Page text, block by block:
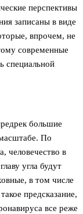
перспективы
записаны в виде
впрочем, не
современные
специальной
большие
По
человечество в
угла будут
в том числе
предсказание,
все реже